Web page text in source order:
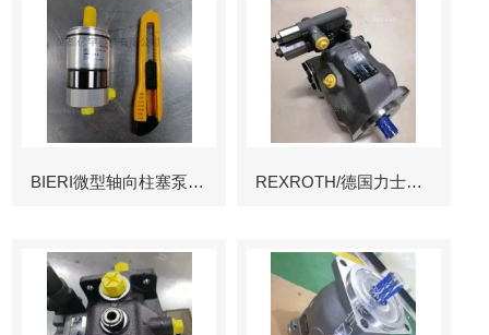
BIERI微型轴向柱塞泵AKP REXROTH/德国力士乐叶片泵